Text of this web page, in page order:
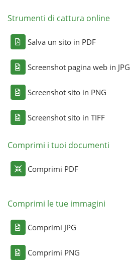
Strumenti di cattura online
Salva un sito in PDF
Screenshot pagina web in JPG
Screenshot sito in PNG
Screenshot sito in TIFF
Comprimi i tuoi documenti
Comprimi PDF
Comprimi le tue immagini
Comprimi JPG
Comprimi PNG